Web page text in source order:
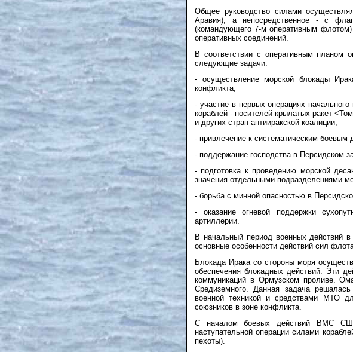
Общее руководство силами
Аравия), а непосредственное - с
(командующего 7-м оперативным
оперативных соединений.
В соответствии с оперативным
следующие задачи:
- осуществление морской блокады
конфликта;
- участие в первых операциях
кораблей - носителей крылатых ракет
и других стран антииракской коалиции;
- привлечение к систематическим
- поддержание господства в Персидском
- подготовка к проведению морской
значения отдельными подразделениями
- борьба с минной опасностью в
- оказание огневой поддержки
артиллерии.
В начальный период военных действий
основные особенности действий сил
Блокада Ирака со стороны моря
обеспечения блокадных действий. Эти
коммуникаций в Ормузском проливе.
Средиземного. Данная задача
военной техникой и средствами МТО
союзников в зоне конфликта.
С началом боевых действий ВМС США
наступательной операции силами
пехоты).